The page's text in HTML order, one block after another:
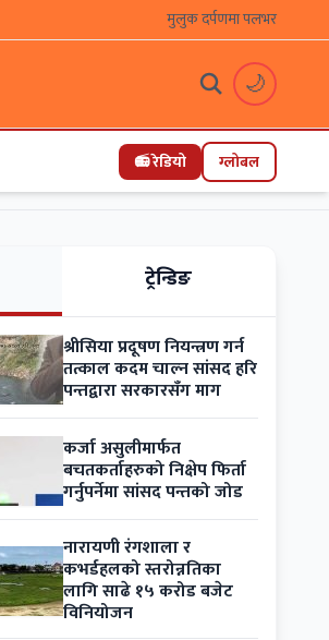
मुलुक दर्पणमा पलभर
🌙
📻 रेडियो ग्लोबल
ट्रेन्डिङ
श्रीसिया प्रदूषण नियन्त्रण गर्न
तत्काल कदम चाल्न सांसद हरि
पन्तद्वारा सरकारसँग माग
कर्जा असुलीमार्फत
बचतकर्ताहरुको निक्षेप फिर्ता
गर्नुपर्नेमा सांसद पन्तको जोड
नारायणी रंगशाला र
कभर्डहलको स्तरोन्नतिका
लागि साढे १५ करोड बजेट
विनियोजन